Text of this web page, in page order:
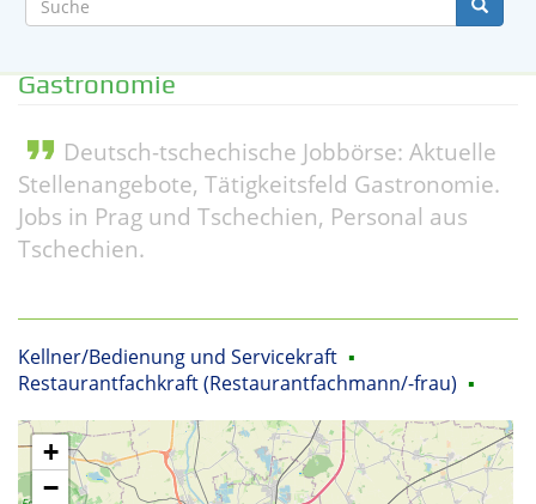
Gastronomie
format_quote Deutsch-tschechische Jobbörse: Aktuelle
Stellenangebote, Tätigkeitsfeld Gastronomie.
Jobs in Prag und Tschechien, Personal aus
Tschechien.
Kellner/Bedienung und Servicekraft ▪
Restaurantfachkraft (Restaurantfachmann/-frau) ▪
+
−